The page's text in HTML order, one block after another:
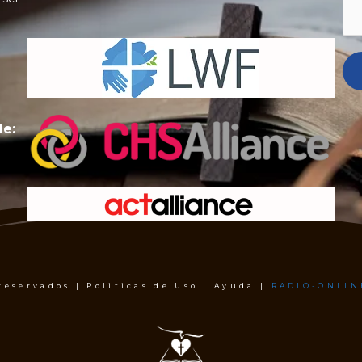
| Politicas de Uso | Ayuda | RADIO-